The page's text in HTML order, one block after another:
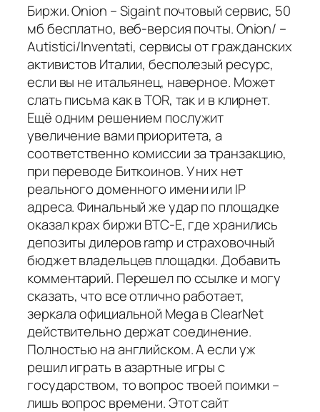
Биржи. Onion – Sigaint почтовый сервис, 50
мб бесплатно, веб-версия почты. Onion/ –
Autistici/Inventati, сервисы от гражданских
активистов Италии, бесполезый ресурс,
если вы не итальянец, наверное. Может
слать письма как в TOR, так и в клирнет.
Ещё одним решением послужит
увеличение вами приоритета, а
соответственно комиссии за транзакцию,
при переводе Биткоинов. У них нет
реального доменного имени или IP
адреса. Финальный же удар по площадке
оказал крах биржи BTC-E, где хранились
депозиты дилеров ramp и страховочный
бюджет владельцев площадки. Добавить
комментарий. Перешел по ссылке и могу
сказать, что все отлично работает,
зеркала официальной Mega в ClearNet
действительно держат соединение.
Полностью на английском. А если уж
решил играть в азартные игры с
государством, то вопрос твоей поимки –
лишь вопрос времени. Этот сайт